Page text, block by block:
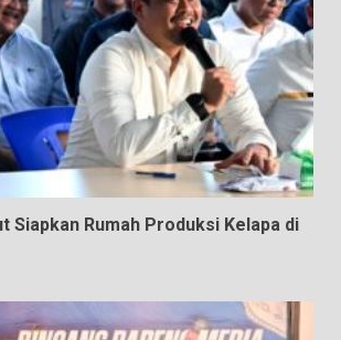
Siapkan Rumah Produksi Kelapa di